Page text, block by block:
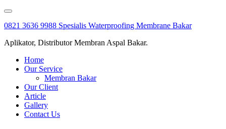
Skip
content
0821 3636 9988 Spesialis Waterproofing Membrane Bakar
Aplikator, Distributor Membran Aspal Bakar.
Home
Our Service
Membran Bakar
Our Client
Article
Gallery
Contact Us